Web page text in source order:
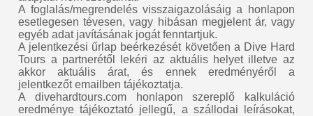
A foglalás/megrendelés visszaigazolásáig a honlapon
esetlegesen tévesen, vagy hibásan megjelent ár, vagy
egyéb adat javításának jogát fenntartjuk.
A jelentkezési űrlap beérkezését követően a Dive Hard
Tours a partnerétől lekéri az aktuális helyet illetve az
akkor aktuális árat, és ennek eredményéről a
jelentkezőt emailben tájékoztatja.
A divehardtours.com honlapon szereplő kalkuláció
eredménye tájékoztató jellegű, a szállodai leírásokat,